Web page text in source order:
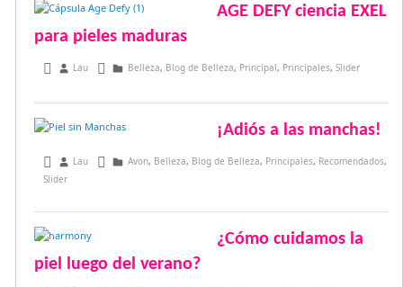
AGE DEFY ciencia EXEL
para pieles maduras
mayo 15, 2017
Lau Belleza, Blog de Belleza, Principal, Principales, Slider
¡Adiós a las manchas!
abril 24, 2017
Lau Avon, Belleza, Blog de Belleza, Principales, Recomendados,
Slider
¿Cómo cuidamos la
piel luego del verano?